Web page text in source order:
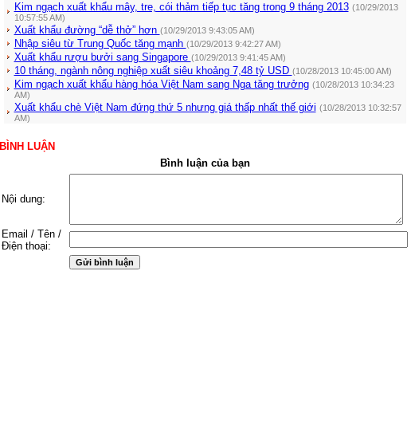
Kim ngạch xuất khẩu mây, tre, cói thảm tiếp tục tăng trong 9 tháng 2013 (10/29/2013
10:57:55 AM)
Xuất khẩu đường “dễ thở” hơn (10/29/2013 9:43:05 AM)
Nhập siêu từ Trung Quốc tăng mạnh (10/29/2013 9:42:27 AM)
Xuất khẩu rượu bưởi sang Singapore (10/29/2013 9:41:45 AM)
10 tháng, ngành nông nghiệp xuất siêu khoảng 7,48 tỷ USD (10/28/2013 10:45:00 AM)
Kim ngạch xuất khẩu hàng hóa Việt Nam sang Nga tăng trưởng (10/28/2013 10:34:23
AM)
Xuất khẩu chè Việt Nam đứng thứ 5 nhưng giá thấp nhất thế giới (10/28/2013 10:32:57
AM)
BÌNH LUẬN
Bình luận của bạn
Nội dung:
Email / Tên /
Điện thoại: